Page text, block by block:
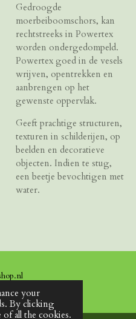
your
By clicking
all the cookies.
Gedroogde
moerbeiboomschors, kan
rechtstreeks in Powertex
worden ondergedompeld.
Powertex goed in de vesels
wrijven, opentrekken en
aanbrengen op het
gewenste oppervlak.
Geeft prachtige structuren,
texturen in schilderijen, op
beelden en decoratieve
objecten. Indien te stug,
een beetje bevochtigen met
water.